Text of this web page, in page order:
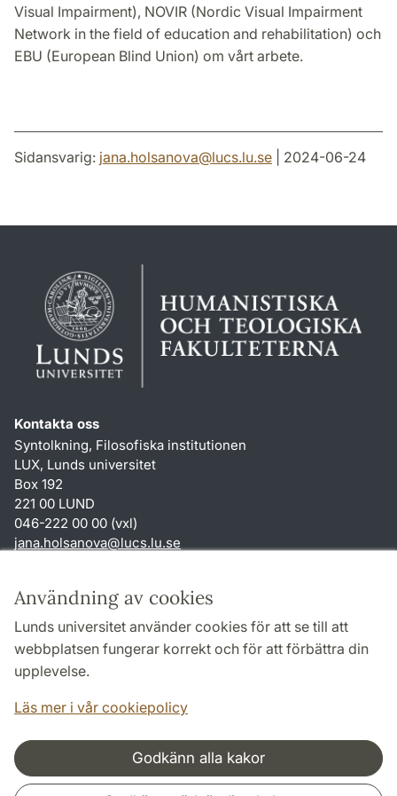
Användning av cookies
Lunds universitet använder cookies för att se till att
webbplatsen fungerar korrekt och för att förbättra din
upplevelse.
Läs mer i vår cookiepolicy
Godkänn alla kakor
Visual Impairment), NOVIR (Nordic Visual Impairment
Network in the field of education and rehabilitation) och
EBU (European Blind Union) om vårt arbete.
Sidansvarig: jana.holsanova@lucs.lu.se | 2024-06-24
Kontakta oss
Syntolkning, Filosofiska institutionen
LUX, Lunds universitet
Box 192
221 00 LUND
046-222 00 00 (vxl)
jana.holsanova@lucs.lu.se
Genvägar
Om webbplatsen och cookies
Behandling av personuppgifter
Tillgänglighetsredogörelse
Samarbeten och nätverk